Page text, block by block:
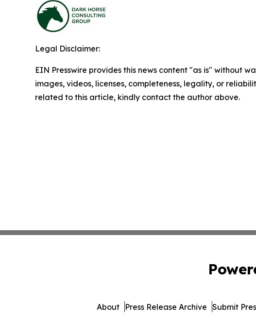
Legal Disclaimer:
EIN Presswire provides this news content "as is" without
images, videos, licenses, completeness, legality, or
related to this article, kindly contact the author above.
About Press Release Archive Submit